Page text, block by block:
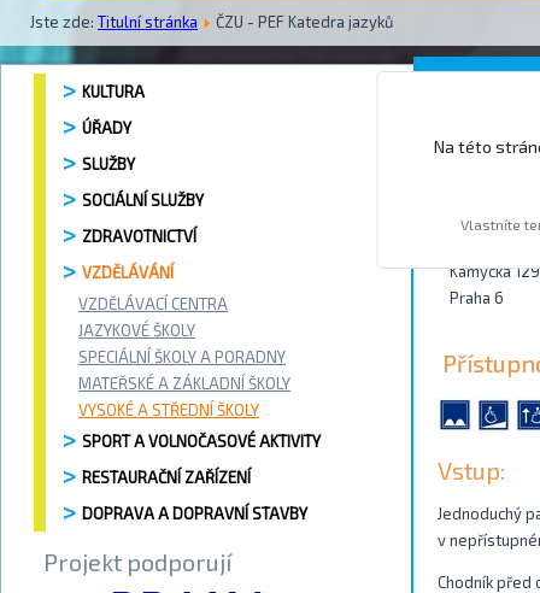
Jste zde: Titulní stránka ČZU - PEF Katedra jazyků
KULTURA
ÚŘADY
SLUŽBY
SOCIÁLNÍ SLUŽBY
ZDRAVOTNICTVÍ
VZDĚLÁVÁNÍ
VZDĚLÁVACÍ CENTRA
JAZYKOVÉ ŠKOLY
SPECIÁLNÍ ŠKOLY A PORADNY
MATEŘSKÉ A ZÁKLADNÍ ŠKOLY
VYSOKÉ A STŘEDNÍ ŠKOLY
SPORT A VOLNOČASOVÉ AKTIVITY
RESTAURAČNÍ ZAŘÍZENÍ
DOPRAVA A DOPRAVNÍ STAVBY
Projekt podporují
Kamýcká 129
Praha 6
Vstup:
Jednoduchý
v
Chodník před
Na této
Vlastníte